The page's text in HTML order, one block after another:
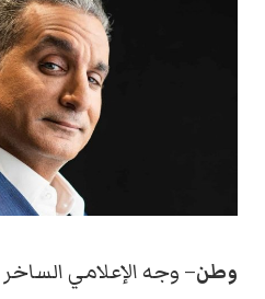
وطن– وجه الإعلامي الساخر